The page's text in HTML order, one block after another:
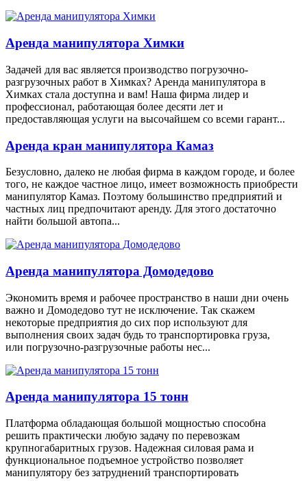
Аренда манипулятора Химки
Задачей для вас является производство погрузочно-
разгрузочных работ в Химках? Аренда манипулятора в
Химках стала доступна и вам! Наша фирма лидер и
профессионал, работающая более десяти лет и
предоставляющая услуги на высочайшем со всеми гарант...
Аренда кран манипулятора Камаз
Безусловно, далеко не любая фирма в каждом городе, и более
того, не каждое частное лицо, имеет возможность приобрести
манипулятор Камаз. Поэтому большинство предприятий и
частных лиц предпочитают аренду. Для этого достаточно
найти большой автопа...
Аренда манипулятора Домодедово
Экономить время и рабочее пространство в наши дни очень
важно и Домодедово тут не исключение. Так скажем
некоторые предприятия до сих пор используют для
выполнения своих задач будь то транспортировка груза,
или погрузочно-разгрузочные работы нес...
Аренда манипулятора 15 тонн
Платформа обладающая большой мощностью способна
решить практически любую задачу по перевозкам
крупногабаритных грузов. Надежная силовая рама и
функциональное подъемное устройство позволяет
манипулятору без затруднений транспортировать